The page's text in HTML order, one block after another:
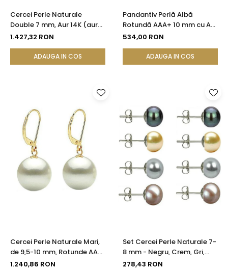
Cercei Perle Naturale
Double 7 mm, Aur 14K (aur
585), Simetrici și Versatili |
1.427,32 RON
ADAUGA IN COS
Pandantiv Perlă Albă
Rotundă AAA+ 10 mm cu Aur
14K (aur 585) | KASKADDA®
534,00 RON
ADAUGA IN COS
Cercei Perle Naturale Mari,
de 9,5-10 mm, Rotunde AAA,
Aur 14K (aur 585) |
1.240,86 RON
Set Cercei Perle Naturale 7-
8 mm - Negru, Crem, Gri,
Lavandă - Argint 925 |
278,43 RON